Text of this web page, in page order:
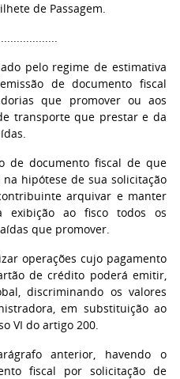
de Passagem.
pelo regime de estimativa
de documento fiscal
que promover ou aos
transporte que prestar e da
de documento fiscal de que
hipótese de sua solicitação
arquivar e manter
exibição ao fisco todos os
que promover.
operações cujo pagamento
de crédito poderá emitir,
discriminando os valores
em substituição ao
VI do artigo 200.
anterior, havendo o
fiscal por solicitação de